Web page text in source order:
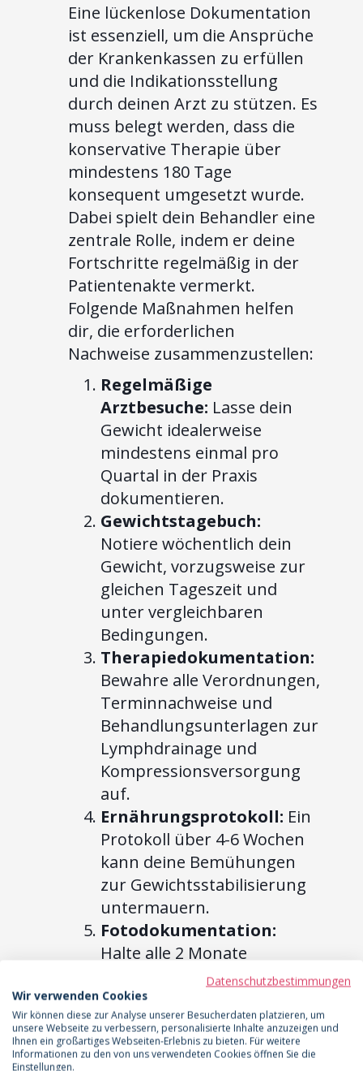
Eine lückenlose Dokumentation
ist essenziell, um die Ansprüche
der Krankenkassen zu erfüllen
und die Indikationsstellung
durch deinen Arzt zu stützen. Es
muss belegt werden, dass die
konservative Therapie über
mindestens 180 Tage
konsequent umgesetzt wurde.
Dabei spielt dein Behandler eine
zentrale Rolle, indem er deine
Fortschritte regelmäßig in der
Patientenakte vermerkt.
Folgende Maßnahmen helfen
dir, die erforderlichen
Nachweise zusammenzustellen:
Regelmäßige
Arztbesuche: Lasse dein
Gewicht idealerweise
mindestens einmal pro
Quartal in der Praxis
dokumentieren.
Gewichtstagebuch:
Notiere wöchentlich dein
Gewicht, vorzugsweise zur
gleichen Tageszeit und
unter vergleichbaren
Bedingungen.
Therapiedokumentation:
Bewahre alle Verordnungen,
Terminnachweise und
Behandlungsunterlagen zur
Lymphdrainage und
Kompressionsversorgung
auf.
Ernährungsprotokoll: Ein
Protokoll über 4-6 Wochen
kann deine Bemühungen
zur Gewichtsstabilisierung
untermauern.
Fotodokumentation:
Halte alle 2 Monate
fotografisch den Zustand
der betroffenen Regionen
fest.
Diese gesammelten Nachweise
Datenschutzbestimmungen
Wir verwenden Cookies
Wir können diese zur Analyse unserer Besucherdaten platzieren, um
unsere Webseite zu verbessern, personalisierte Inhalte anzuzeigen und
Ihnen ein großartiges Webseiten-Erlebnis zu bieten. Für weitere
Informationen zu den von uns verwendeten Cookies öffnen Sie die
Einstellungen.